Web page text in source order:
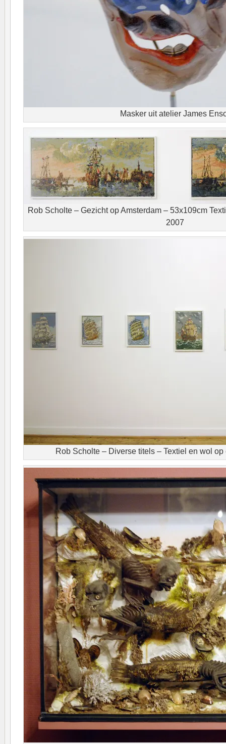
Masker uit atelier James
Rob Scholte – Gezicht op Amsterdam – 53x109cm
2007
Rob Scholte – Diverse titels – Textiel en wol